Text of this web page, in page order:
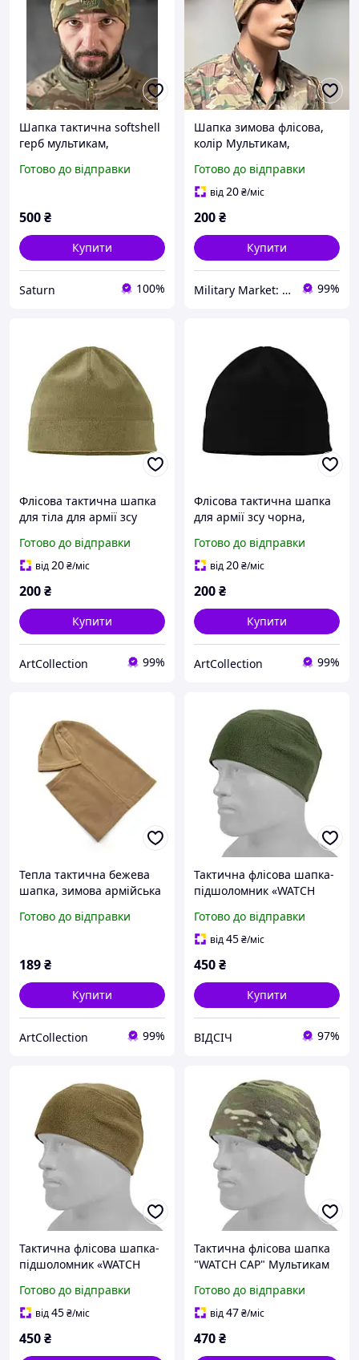
Шапка тактична softshell
герб мультикам,
вставки софтшелл зимові
Готово до відправки
500₴
Купити
Saturn 100%
Шапка зимова флісова,
колір Мультикам,
армійська шапка для
військових
Готово до відправки
від20₴/міс
200₴
Купити
Military Market: UA 99%
Флісова тактична шапка
для тіла для армії зсу
зимова шапка бежевого
кольору для воєнних
Готово до відправки
від20₴/міс
200₴
Купити
ArtСollection 99%
Флісова тактична шапка
для армії зсу чорна,
шапка чорного кольору
для воєнних
Готово до відправки
від20₴/міс
200₴
Купити
ArtСollection 99%
Тепла тактична бежева
шапка, зимова армійська
армії зсу для воєнних
Готово до відправки
189₴
Купити
ArtСollection 99%
Тактична флісова шапка-
підшоломник «WATCH
еластична та зручна,
підходить для військових,
Готово до відправки
від45₴/міс
450₴
Купити
ВІДСІЧ 97%
Тактична флісова шапка-
підшоломник «WATCH
еластична та легка,
підходить для військових,
Готово до відправки
від45₴/міс
450₴
Тактична флісова шапка
"WATCH CAP" Мультикам
шапка для польових умов
Готово до відправки
від47₴/міс
470₴